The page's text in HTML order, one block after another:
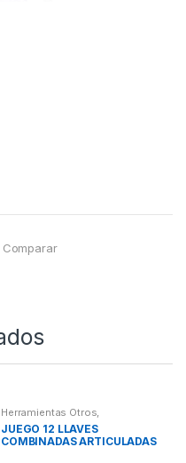
Comparar
Herramientas Otros,
Herramientas De Mano
Herramientas De Mano
JUEGO 12 LLAVES
COMBINADAS ARTICULADAS